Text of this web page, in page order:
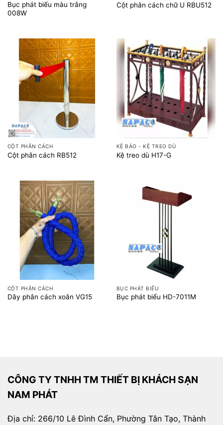
Bục phát biểu màu trắng
008W
Cột phân cách chữ U RBU512
CỘT PHÂN CÁCH
Cột phân cách RB512
KỆ BÁO - KỆ TREO DÙ
Kệ treo dù H17-G
CỘT PHÂN CÁCH
Dây phân cách xoắn VG15
BỤC PHÁT BIỂU
Bục phát biểu HD-7011M
CÔNG TY TNHH TM THIẾT BỊ KHÁCH SẠN
NAM PHÁT
Địa chỉ: 266/10 Lê Đình Cẩn, Phường Tân Tạo, Thành